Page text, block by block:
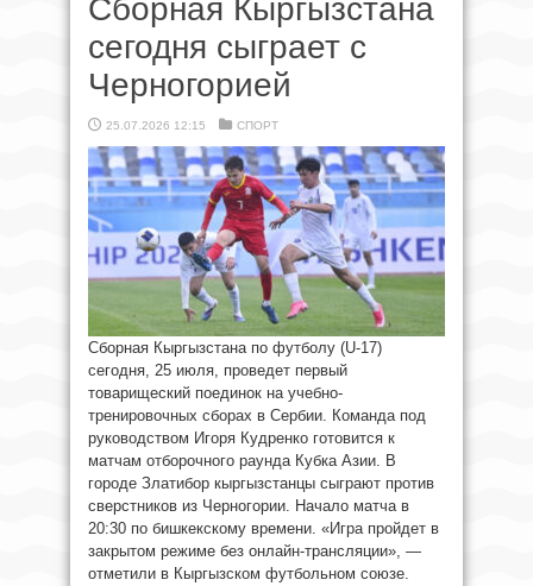
Сборная Кыргызстана
сегодня сыграет с
Черногорией
25.07.2026 12:15 СПОРТ
Сборная Кыргызстана по футболу (U-17)
сегодня, 25 июля, проведет первый
товарищеский поединок на учебно-
тренировочных сборах в Сербии. Команда под
руководством Игоря Кудренко готовится к
матчам отборочного раунда Кубка Азии. В
городе Златибор кыргызстанцы сыграют против
сверстников из Черногории. Начало матча в
20:30 по бишкекскому времени. «Игра пройдет в
закрытом режиме без онлайн-трансляции», —
отметили в Кыргызском футбольном союзе.